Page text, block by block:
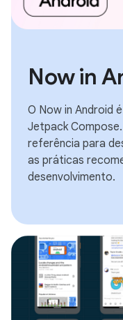
Now in
O Now in Android
Jetpack
referência para
as práticas
desenvolvimento.